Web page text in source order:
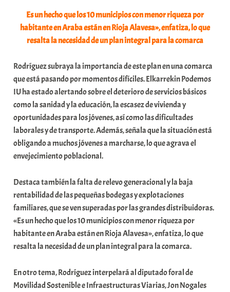
t
a
t
a
Es un hecho que los 10 municipios con menor riqueza por
habitante en Araba están en Rioja Alavesa», enfatiza, lo que
resalta la necesidad de un plan integral para la comarca
Rodríguez subraya la importancia de este plan en una comarca
que está pasando por momentos difíciles. Elkarrekin Podemos
IU ha estado alertando sobre el deterioro de servicios básicos
como la sanidad y la educación, la escasez de vivienda y
oportunidades para los jóvenes, así como las dificultades
laborales y de transporte. Además, señala que la situación está
obligando a muchos jóvenes a marcharse, lo que agrava el
envejecimiento poblacional.
Destaca también la falta de relevo generacional y la baja
rentabilidad de las pequeñas bodegas y explotaciones
familiares, que se ven superadas por las grandes distribuidoras.
«Es un hecho que los 10 municipios con menor riqueza por
habitante en Araba están en Rioja Alavesa», enfatiza, lo que
resalta la necesidad de un plan integral para la comarca.
En otro tema, Rodríguez interpelará al diputado foral de
Movilidad Sostenible e Infraestructuras Viarias, Jon Nogales